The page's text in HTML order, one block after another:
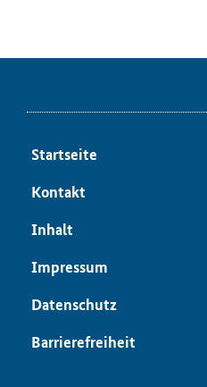
Start­sei­te
Kon­takt
In­halt
Im­pres­sum
Da­ten­schutz
Bar­rie­re­frei­heit